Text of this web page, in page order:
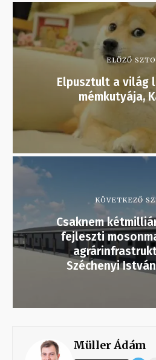
ELŐZŐ
Elpusztult a világ
mémkutyája,
KÖVETKEZŐ
Csaknem
fejleszti
Széchenyi
Müller Ádám